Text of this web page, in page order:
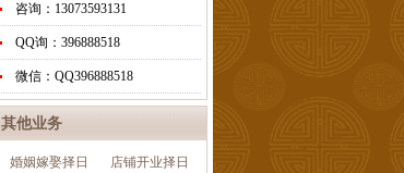
咨询：13073593131
QQ询：396888518
微信：QQ396888518
其他业务
婚姻嫁娶择日 店铺开业择日